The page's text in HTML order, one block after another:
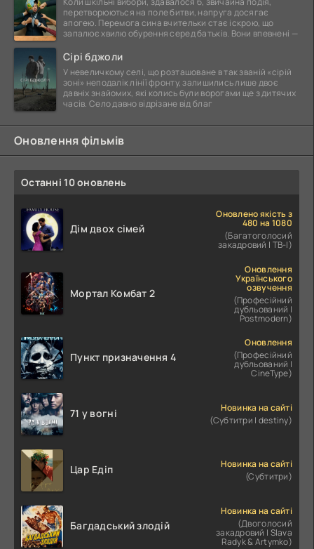
перетворюються на поле битви, напруга досягає
апогею. Перемога сина вчительки стає іскрою, що
запалює хвилю обурення серед батьків. Вони впевнені —
Сірі бджоли
У невеличкому селі, що розташоване в так званій «сірій
зоні» неподалік лінії фронту, залишились лише двоє
давніх знайомих, які колись були ворогами ще з дитячих
часів. Село давно відрізане від благ
Оновлення фільмів
Останні 10 оновлень
Дім двох сімей
Оновлено якість з
480 на 1080
(Багатоголосий
закадровий | ТВ-І)
Мортал Комбат 2
Оновлення
Українського
озвучення
(Професійний
дубльований |
Postmodern)
Пункт призначення 4
Оновлення
(Професійний
дубльований |
CineType)
71 у вогні
Новинка на сайті
(Субтитри | destiny)
Цар Едіп
Новинка на сайті
(Субтитри)
Багдадський злодій
Новинка на сайті
(Двоголосий
закадровий | Slava
Radyk & Artymko)